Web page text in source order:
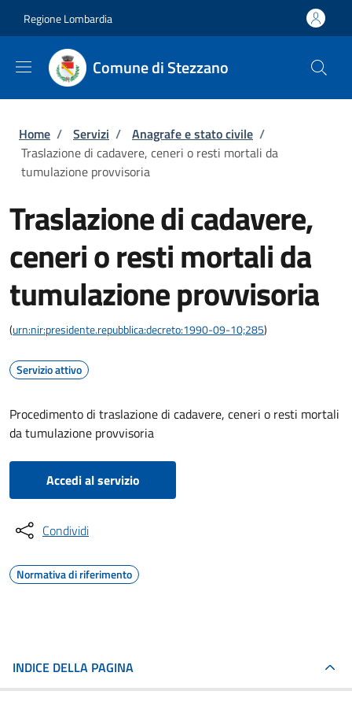
Regione Lombardia
Comune di Stezzano
Briciole di pane
Home / Servizi / Anagrafe e stato civile /
Traslazione di cadavere, ceneri o resti mortali da
tumulazione provvisoria
Traslazione di cadavere,
ceneri o resti mortali da
tumulazione provvisoria
(urn:nir:presidente.repubblica:decreto:1990-09-10;285)
Servizio attivo
Procedimento di traslazione di cadavere, ceneri o resti mortali
da tumulazione provvisoria
Accedi al servizio
Condividi
Normativa di riferimento
INDICE DELLA PAGINA